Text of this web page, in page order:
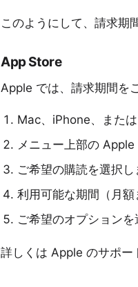
このようにして、請求期
App Store
Apple では、請求期間を
Mac、iPhone、また
メニュー上部の Apple
ご希望の購読を選択し
利用可能な期間（月額
ご希望のオプションを
詳しくは Apple のサポー